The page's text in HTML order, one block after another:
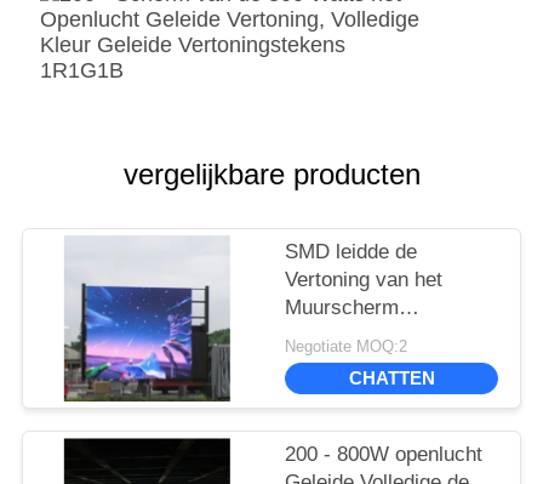
vergelijkbare producten
SMD leidde de
Vertoning van het
Muurscherm
Openlucht, reclame
Geleide Videovertoning
P6 P8 P10 1R1G1B
Negotiate MOQ:2
CHATTEN
200 - 800W openlucht